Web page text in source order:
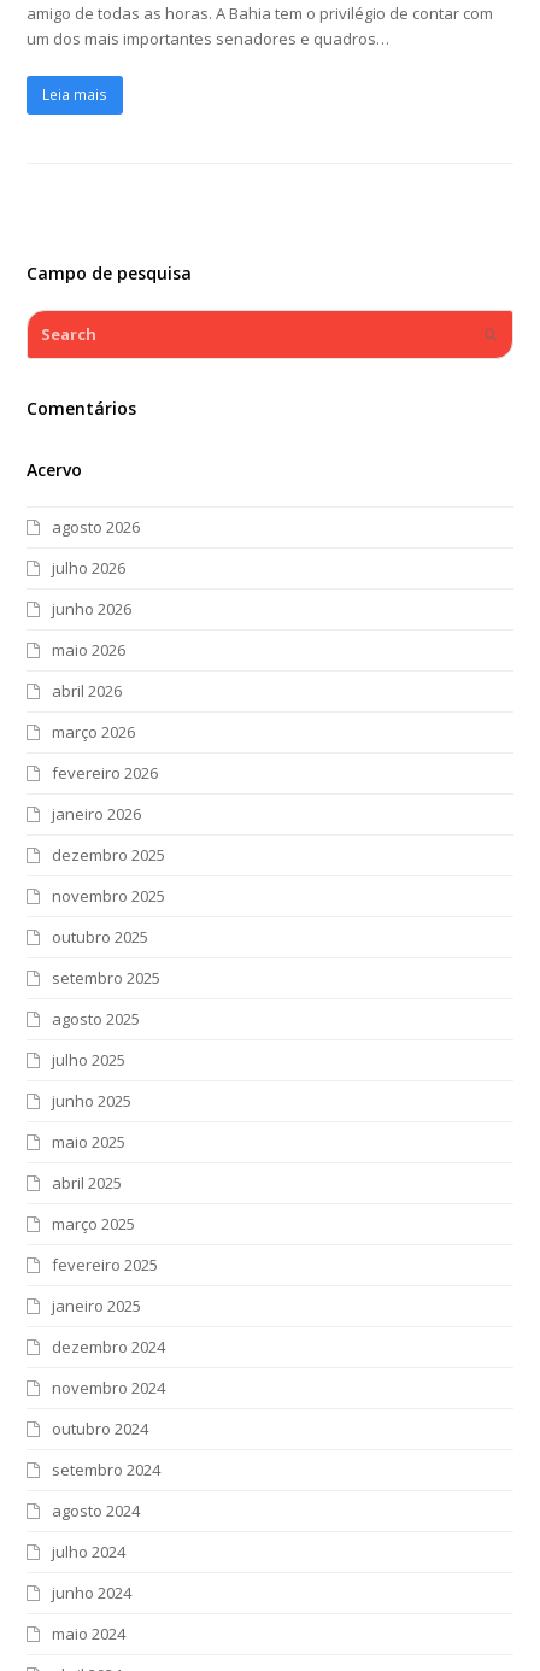
amigo de todas as horas. A Bahia tem o privilégio de contar com
um dos mais importantes senadores e quadros…
Leia mais
Campo de pesquisa
Search
Comentários
Acervo
agosto 2026
julho 2026
junho 2026
maio 2026
abril 2026
março 2026
fevereiro 2026
janeiro 2026
dezembro 2025
novembro 2025
outubro 2025
setembro 2025
agosto 2025
julho 2025
junho 2025
maio 2025
abril 2025
março 2025
fevereiro 2025
janeiro 2025
dezembro 2024
novembro 2024
outubro 2024
setembro 2024
agosto 2024
julho 2024
junho 2024
maio 2024